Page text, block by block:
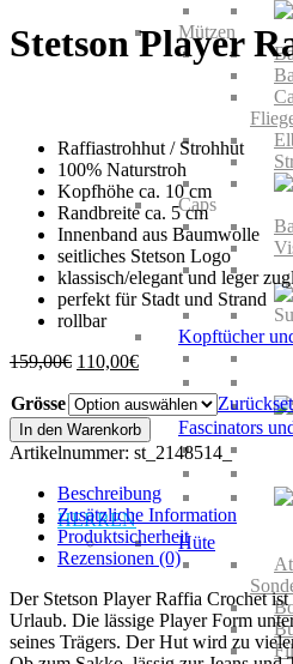
Mützen
Caps
Kopftücher
Fascinators
HERREN
Hüte
Stetson Player
Raffiastrohhut / Strohhut
100% Naturstroh
Kopfhöhe ca. 10 cm
Randbreite ca. 5 cm
Innenband aus Baumwolle
seitliches Stetson Logo
klassisch/elegant und leger
perfekt für Stadt und Strand
rollbar
159,00€ Ursprünglicher
war:
159,00€
110,00€Aktueller
ist:
110,00€.
Grösse
Stetson
Player
Crochet
Menge
In den Warenkorb
Artikelnummer: st_2148514_
Beschreibung
Zusätzliche Information
Produktsicherheit
Rezensionen (0)
Der Stetson Player Raffia Crochet
Urlaub. Die lässige Player Form
seines Trägers. Der Hut wird zu